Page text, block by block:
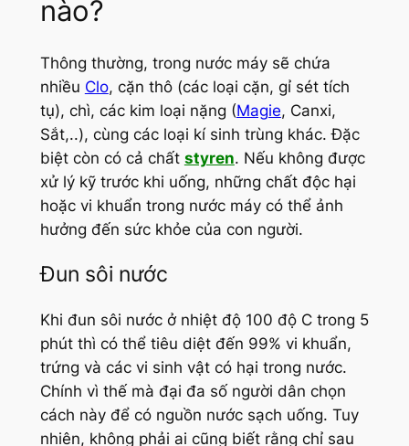
nào?
Thông thường, trong nước máy sẽ chứa
nhiều Clo, cặn thô (các loại cặn, gỉ sét tích
tụ), chì, các kim loại nặng (Magie, Canxi,
Sắt,..), cùng các loại kí sinh trùng khác. Đặc
biệt còn có cả chất styren. Nếu không được
xử lý kỹ trước khi uống, những chất độc hại
hoặc vi khuẩn trong nước máy có thể ảnh
hưởng đến sức khỏe của con người.
Đun sôi nước
Khi đun sôi nước ở nhiệt độ 100 độ C trong 5
phút thì có thể tiêu diệt đến 99% vi khuẩn,
trứng và các vi sinh vật có hại trong nước.
Chính vì thế mà đại đa số người dân chọn
cách này để có nguồn nước sạch uống. Tuy
nhiên, không phải ai cũng biết rằng chỉ sau